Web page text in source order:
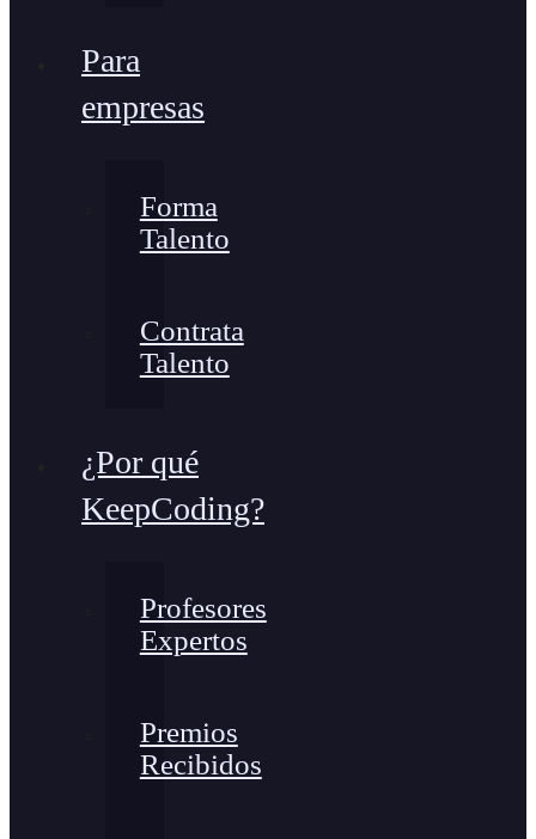
Para
empresas
Forma
Talento
Contrata
Talento
¿Por qué
KeepCoding?
Profesores
Expertos
Premios
Recibidos